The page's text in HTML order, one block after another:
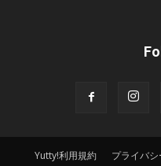
Yutty!利用規約 プライバ